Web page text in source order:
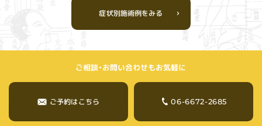
症状別施術例をみる
ご相談・お問い合わせもお気軽に
ご予約はこちら 06-6672-2685